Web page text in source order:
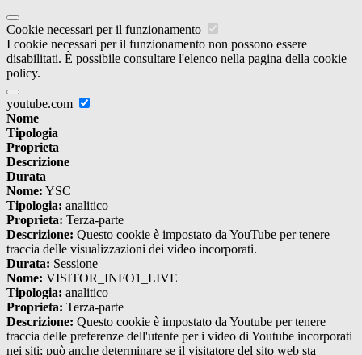
Cookie necessari per il funzionamento
I cookie necessari per il funzionamento non possono essere
disabilitati. È possibile consultare l'elenco nella pagina della cookie
policy.
youtube.com
Nome
Tipologia
Proprieta
Descrizione
Durata
Nome: YSC
Tipologia: analitico
Proprieta: Terza-parte
Descrizione: Questo cookie è impostato da YouTube per tenere
traccia delle visualizzazioni dei video incorporati.
Durata: Sessione
Nome: VISITOR_INFO1_LIVE
Tipologia: analitico
Proprieta: Terza-parte
Descrizione: Questo cookie è impostato da Youtube per tenere
traccia delle preferenze dell'utente per i video di Youtube incorporati
nei siti; può anche determinare se il visitatore del sito web sta